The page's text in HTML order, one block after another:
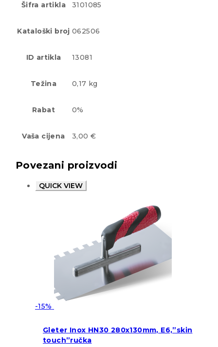
Šifra artikla 3101085
Kataloški broj 062506
ID artikla 13081
Težina 0,17 kg
Rabat 0%
Vaša cijena 3,00 €
Povezani proizvodi
QUICK VIEW
-15%
Gleter Inox HN30 280x130mm, E6,”skin
touch”ručka